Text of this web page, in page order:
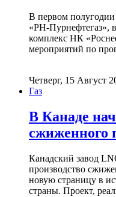
В первом
«РН-Пурнефтегаз»,
комплекс НК
мероприятий по
Четверг, 15 Август
Газ
В Канаде
сжиженного
Канадский завод
производство
новую страницу в
страны. Проект,